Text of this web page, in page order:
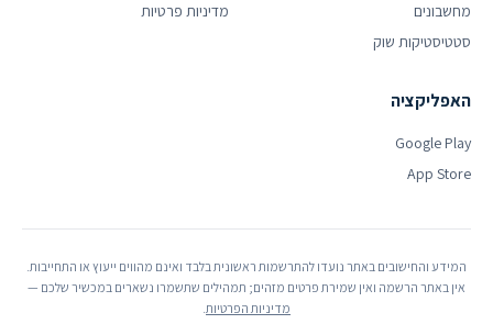
מחשבונים
סטטיסטיקות שוק
מדיניות פרטיות
האפליקציה
Google Play
App Store
המידע והחישובים באתר נועדו להתרשמות ראשונית בלבד ואינם מהווים ייעוץ או התחייבות.
אין באתר הרשמה ואין שמירת פרטים מזהים; תמהילים שתשמרו נשארים במכשיר שלכם —
מדיניות הפרטיות.